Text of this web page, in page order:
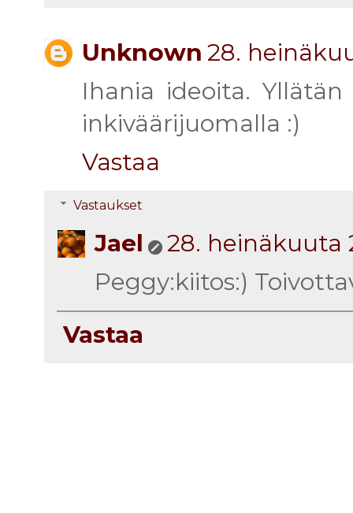
Unknown 28.
Ihania ideoita.
inkiväärijuomalla :)
Vastaa
Vastaukset
Jael
28. heinäkuuta
Peggy:kiitos:)
Vastaa